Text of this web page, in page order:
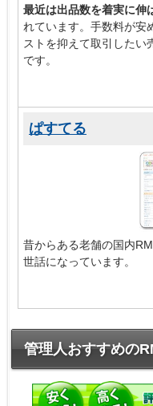
最近は出品数を着実に伸
れています。手数料が安
ストを抑えて取引したい
です。
ぱすてる
昔からある老舗の国内
世話になっています。
管理人おすすめの